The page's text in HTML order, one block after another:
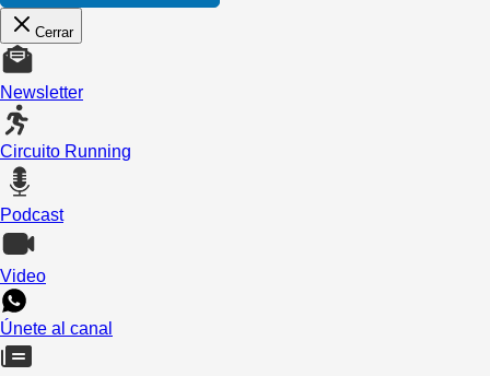
Cerrar
Newsletter
Circuito Running
Podcast
Video
Únete al canal